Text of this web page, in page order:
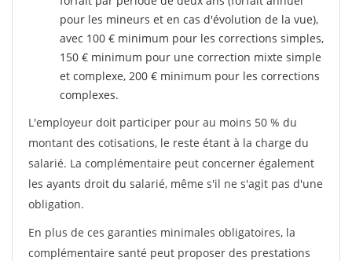
pour les mineurs et en cas d'évolution de la vue),
avec 100 € minimum pour les corrections simples,
150 € minimum pour une correction mixte simple
et complexe, 200 € minimum pour les corrections
complexes.
L'employeur doit participer pour au moins 50 % du
montant des cotisations, le reste étant à la charge du
salarié. La complémentaire peut concerner également
les ayants droit du salarié, même s'il ne s'agit pas d'une
obligation.
En plus de ces garanties minimales obligatoires, la
complémentaire santé peut proposer des prestations